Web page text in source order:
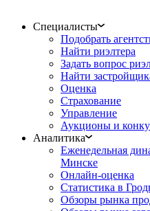
Специалисты
Подобрать
Найти риэлтера
Задать вопрос
Найти
Оценка
Страхование
Управление
Аукционы и
Аналитика
Еженедельная
Минске
Онлайн-оценка
Статистика в
Обзоры рынка